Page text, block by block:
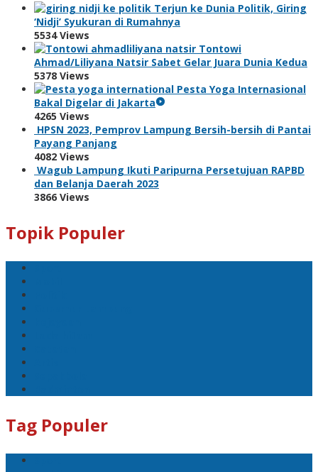
Terjun ke Dunia Politik, Giring
‘Nidji’ Syukuran di Rumahnya
5534 Views
Tontowi
Ahmad/Liliyana Natsir Sabet Gelar Juara Dunia Kedua
5378 Views
Pesta Yoga Internasional
Bakal Digelar di Jakarta
4265 Views
HPSN 2023, Pemprov Lampung Bersih-bersih di Pantai
Payang Panjang
4082 Views
Wagub Lampung Ikuti Paripurna Persetujuan RAPBD
dan Belanja Daerah 2023
3866 Views
Topik Populer
Tag Populer